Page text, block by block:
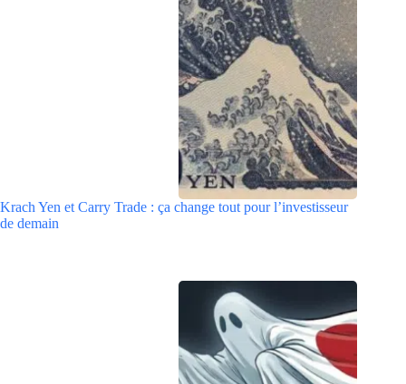
Krach Yen et Carry Trade : ça change tout pour l’investisseur
de demain